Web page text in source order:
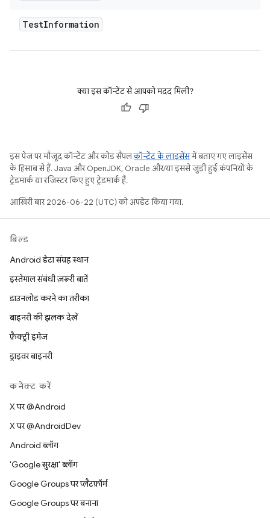
TestInformation
क्या इस कॉन्टेंट से आपको मदद मिली?
इस पेज पर मौजूद कॉन्टेंट और कोड सैंपलकॉन्टेंट के लाइसेंसमें बताए गए लाइसेंस
के हिसाब से हैं. Java और OpenJDK, Oracle और/या इससे जुड़ी हुई कंपनियों के
ट्रेडमार्क या रजिस्टर किए हुए ट्रेडमार्क हैं.
आखिरी बार 2026-06-22 (UTC) को अपडेट किया गया.
बिल्ड
Android डेटा संग्रह स्थान
इस्तेमाल संबंधी ज़रूरी बातें
डाउनलोड करने का तरीका
बाइनरी की झलक देखें
फ़ैक्ट्री इमेज
ड्राइवर बाइनरी
कनेक्ट करें
X पर @Android
X पर @AndroidDev
Android ब्लॉग
'Google सुरक्षा' ब्लॉग
Google Groups पर प्लैटफ़ॉर्म
Google Groups पर बनाना